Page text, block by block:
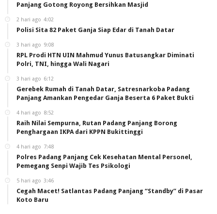
Panjang Gotong Royong Bersihkan Masjid
2 hari ago 4:02
Polisi Sita 82 Paket Ganja Siap Edar di Tanah Datar
3 hari ago 9:08
RPL Prodi HTN UIN Mahmud Yunus Batusangkar Diminati
Polri, TNI, hingga Wali Nagari
3 hari ago 6:12
Gerebek Rumah di Tanah Datar, Satresnarkoba Padang
Panjang Amankan Pengedar Ganja Beserta 6 Paket Bukti
4 hari ago 8:52
Raih Nilai Sempurna, Rutan Padang Panjang Borong
Penghargaan IKPA dari KPPN Bukittinggi
4 hari ago 7:48
Polres Padang Panjang Cek Kesehatan Mental Personel,
Pemegang Senpi Wajib Tes Psikologi
5 hari ago 3:46
Cegah Macet! Satlantas Padang Panjang “Standby” di Pasar
Koto Baru